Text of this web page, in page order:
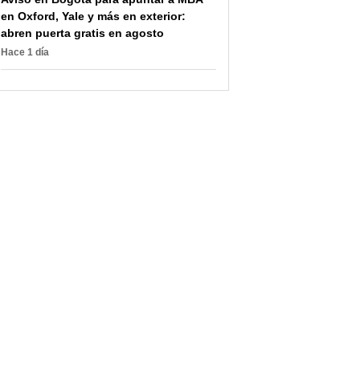
en Oxford, Yale y más en exterior:
abren puerta gratis en agosto
Hace 1 día